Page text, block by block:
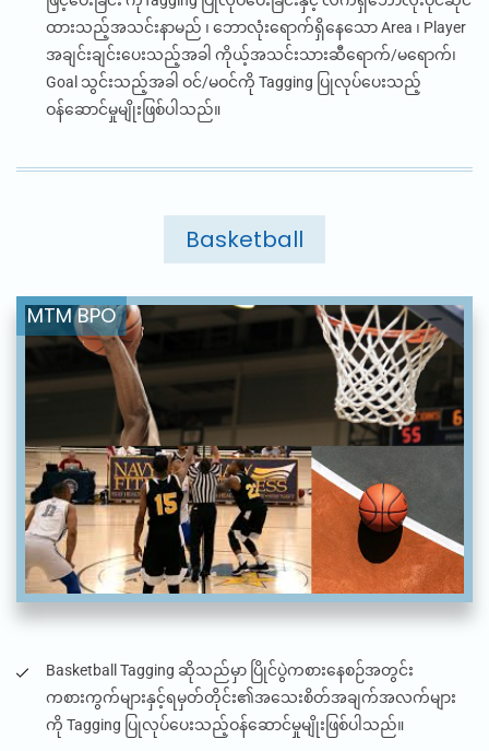
ထားသည့်အသင်းနာမည် ၊ ဘောလုံးရောက်ရှိနေ‌သောArea ၊ Player
အချင်းချင်းပေးသည့်အခါ ကိုယ့်အသင်းသားဆီရောက်/မရောက်၊
Goal သွင်းသည့်အခါ ဝင်/မဝင်ကို Tagging ပြုလုပ်ပေးသည့်
ဝန်ဆောင်မှုမျိုးဖြစ်ပါသည်။
Basketball
Basketball Tagging ဆိုသည်မှာ ပြိုင်ပွဲကစားနေစဉ်အတွင်း
ကစားကွက်များနှင့်ရမှတ်တိုင်း၏အသေးစိတ်အချက်အလက်များ
ကို Tagging ပြုလုပ်ပေးသည့်ဝန်ဆောင်မှုမျိုးဖြစ်ပါသည်။